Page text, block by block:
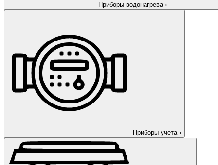
Приборы водонагрева ›
Приборы учета ›